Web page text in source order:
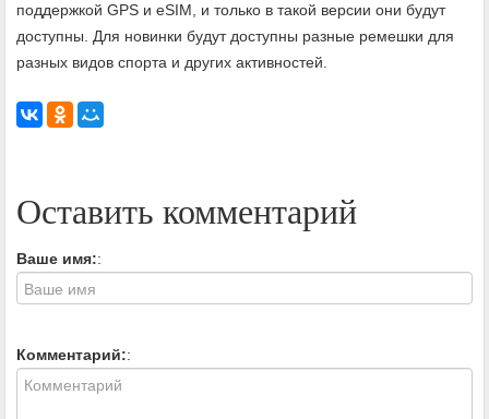
поддержкой GPS и eSIM, и только в такой версии они будут
доступны. Для новинки будут доступны разные ремешки для
разных видов спорта и других активностей.
Оставить комментарий
Ваше имя::
Комментарий::